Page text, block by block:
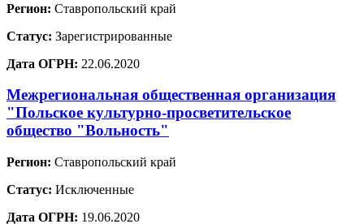
Регион: Ставропольский край
Статус: Зарегистрированные
Дата ОГРН: 22.06.2020
Межрегиональная общественная организация
"Польское культурно-просветительское
общество "Вольность"
Регион: Ставропольский край
Статус: Исключенные
Дата ОГРН: 19.06.2020